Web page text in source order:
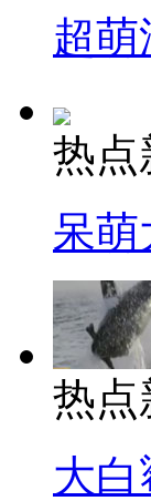
超萌
热点
呆萌
热点
大白